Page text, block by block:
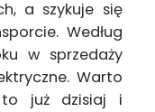
a szykuje się
Według
w sprzedaży
Warto
już dzisiaj i